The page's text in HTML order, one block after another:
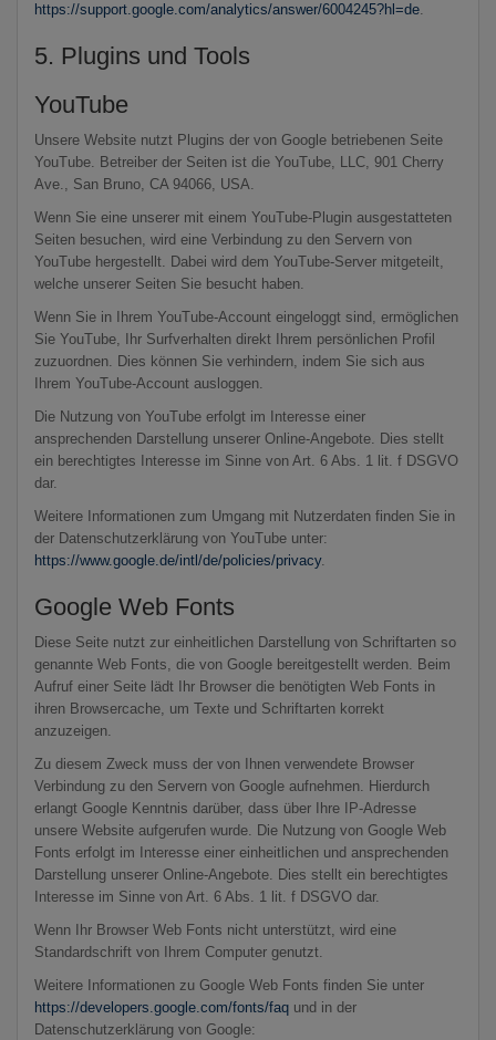
https://support.google.com/analytics/answer/6004245?hl=de.
5. Plugins und Tools
YouTube
Unsere Website nutzt Plugins der von Google betriebenen Seite
YouTube. Betreiber der Seiten ist die YouTube, LLC, 901 Cherry
Ave., San Bruno, CA 94066, USA.
Wenn Sie eine unserer mit einem YouTube-Plugin ausgestatteten
Seiten besuchen, wird eine Verbindung zu den Servern von
YouTube hergestellt. Dabei wird dem YouTube-Server mitgeteilt,
welche unserer Seiten Sie besucht haben.
Wenn Sie in Ihrem YouTube-Account eingeloggt sind, ermöglichen
Sie YouTube, Ihr Surfverhalten direkt Ihrem persönlichen Profil
zuzuordnen. Dies können Sie verhindern, indem Sie sich aus
Ihrem YouTube-Account ausloggen.
Die Nutzung von YouTube erfolgt im Interesse einer
ansprechenden Darstellung unserer Online-Angebote. Dies stellt
ein berechtigtes Interesse im Sinne von Art. 6 Abs. 1 lit. f DSGVO
dar.
Weitere Informationen zum Umgang mit Nutzerdaten finden Sie in
der Datenschutzerklärung von YouTube unter:
https://www.google.de/intl/de/policies/privacy.
Google Web Fonts
Diese Seite nutzt zur einheitlichen Darstellung von Schriftarten so
genannte Web Fonts, die von Google bereitgestellt werden. Beim
Aufruf einer Seite lädt Ihr Browser die benötigten Web Fonts in
ihren Browsercache, um Texte und Schriftarten korrekt
anzuzeigen.
Zu diesem Zweck muss der von Ihnen verwendete Browser
Verbindung zu den Servern von Google aufnehmen. Hierdurch
erlangt Google Kenntnis darüber, dass über Ihre IP-Adresse
unsere Website aufgerufen wurde. Die Nutzung von Google Web
Fonts erfolgt im Interesse einer einheitlichen und ansprechenden
Darstellung unserer Online-Angebote. Dies stellt ein berechtigtes
Interesse im Sinne von Art. 6 Abs. 1 lit. f DSGVO dar.
Wenn Ihr Browser Web Fonts nicht unterstützt, wird eine
Standardschrift von Ihrem Computer genutzt.
Weitere Informationen zu Google Web Fonts finden Sie unter
https://developers.google.com/fonts/faq und in der
Datenschutzerklärung von Google: